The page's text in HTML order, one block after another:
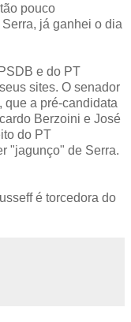
pouco
já ganhei o dia
e do PT
sites. O senador
que a pré-candidata
Berzoini e José
do PT
"jagunço" de Serra.
é torcedora do